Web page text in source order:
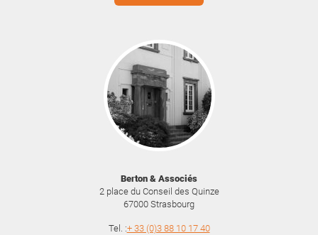
Berton & Associés
2 place du Conseil des Quinze
67000 Strasbourg
Tel. :+ 33 (0)3 88 10 17 40